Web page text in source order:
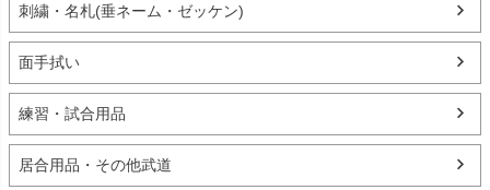
刺繍・名札(垂ネーム・ゼッケン)
面手拭い
練習・試合用品
居合用品・その他武道